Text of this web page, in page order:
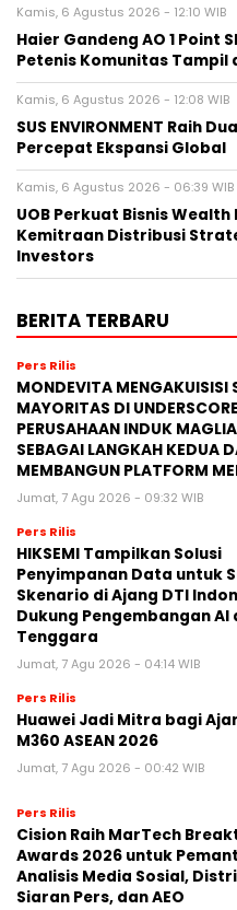
Kamis, 6 Agustus 2026 - 12:10 WIB
Haier Gandeng AO 1 Point
Petenis Komunitas Tampil
Kamis, 6 Agustus 2026 - 12:08 WIB
SUS ENVIRONMENT Raih
Percepat Ekspansi Global
Kamis, 6 Agustus 2026 - 06:39 WIB
UOB Perkuat Bisnis
Kemitraan Distribusi
Investors
BERITA TERBARU
Pers Rilis
MONDEVITA MENGAKUISISI
MAYORITAS DI
PERUSAHAAN INDUK
SEBAGAI LANGKAH KEDUA
MEMBANGUN PLATFORM
Jumat, 7 Agu 2026 - 09:32 WIB
Pers Rilis
HIKSEMI Tampilkan Solusi
Penyimpanan Data untuk
Skenario di Ajang DTI
Dukung Pengembangan AI
Tenggara
Jumat, 7 Agu 2026 - 04:14 WIB
Pers Rilis
Huawei Jadi Mitra bagi
M360 ASEAN 2026
Jumat, 7 Agu 2026 - 00:42 WIB
Pers Rilis
Cision Raih MarTech
Awards 2026 untuk
Analisis Media Sosial,
Siaran Pers, dan AEO